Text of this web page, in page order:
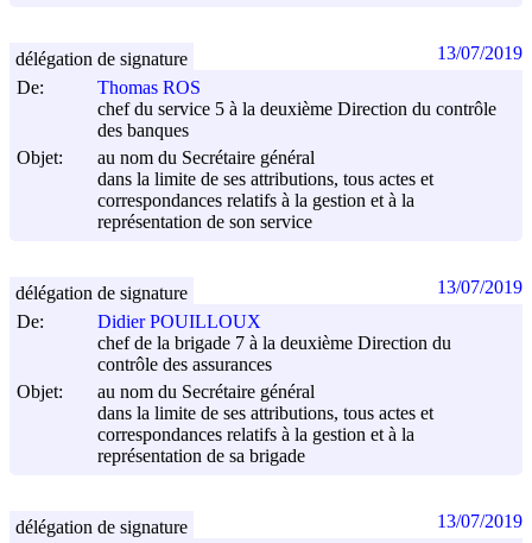
De:
Thomas ROS
chef du service 5 à la deuxième Direction du contrôle
des banques
Objet:
au nom du Secrétaire général
dans la limite de ses attributions, tous actes et
correspondances relatifs à la gestion et à la
représentation de son service
délégation de signature 13/07/2019
De:
Didier POUILLOUX
chef de la brigade 7 à la deuxième Direction du
contrôle des assurances
Objet:
au nom du Secrétaire général
dans la limite de ses attributions, tous actes et
correspondances relatifs à la gestion et à la
représentation de sa brigade
délégation de signature 13/07/2019
délégation de signature 13/07/2019